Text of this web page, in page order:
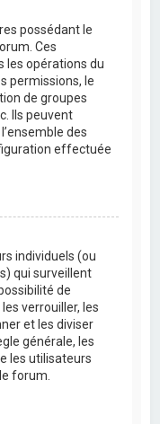
possédant le
Ces
les opérations du
permissions, le
de groupes
Ils peuvent
des
effectuée
individuels (ou
qui surveillent
de
verrouiller, les
et les diviser
générale, les
les utilisateurs
forum.